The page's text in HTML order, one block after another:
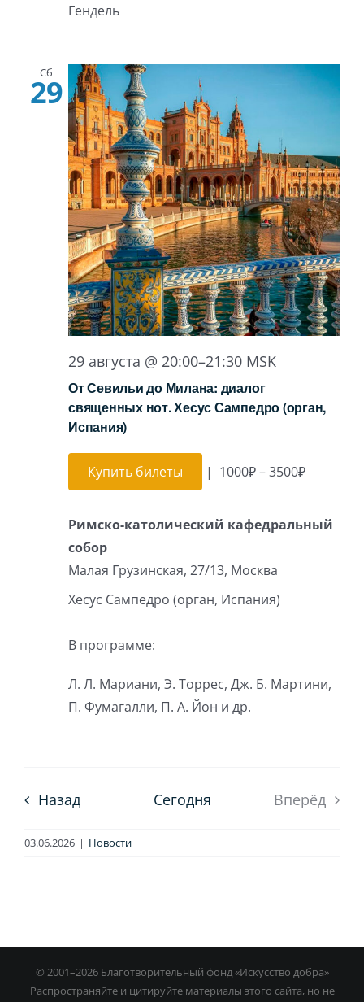
Гендель
Сб
29
29 августа @ 20:00–21:30 MSK
От Севильи до Милана: диалог
священных нот. Хесус Сампедро (орган,
Испания)
Купить билеты | 1000₽ – 3500₽
Римско-католический кафедральный
собор
Малая Грузинская, 27/13, Москва
Хесус Сампедро (орган, Испания)
В программе:
Л. Л. Мариани, Э. Торрес, Дж. Б. Мартини,
П. Фумагалли, П. А. Йон и др.
Назад Сегодня Вперёд
03.06.2026 | Новости
© 2001–2026 Благотворительный фонд «Искусство добра»
Распространяйте и цитируйте материалы этого сайта, но не